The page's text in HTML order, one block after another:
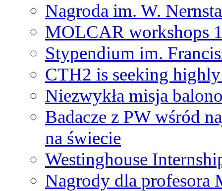
Nagroda im. W.
MOLCAR workshops
Stypendium im.
CTH2 is seeking
Niezwykła misja
Badacze z PW wśród
na świecie
Westinghouse
Nagrody dla profesora